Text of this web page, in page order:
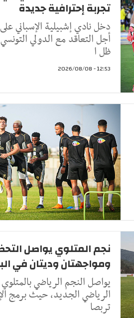
تجربة إحترافية جديدة
دخل نادي إشبيلية الإسباني
أجل التعاقد مع الدولي
ظل ا
12:53 - 2026/08/08
نجم المتلوي يواصل
ومواجهتان وديتان في
يواصل النجم الرياضي
الرياضي الجديد، حيث برمج
تربصا